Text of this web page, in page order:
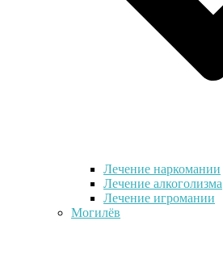
Лечение наркомании
Лечение алкоголизма
Лечение игромании
Могилёв